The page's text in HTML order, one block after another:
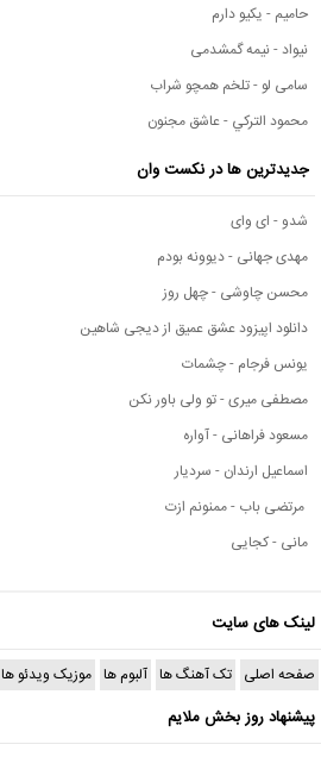
حامیم - یکیو دارم
نیواد - نیمه گمشدمی
سامی لو - تلخم همچو شراب
محمود التركي - عاشق مجنون
جدیدترین ها در نکست وان
شدو - ای وای
مهدی جهانی - دیوونه بودم
محسن چاوشی - چهل روز
دانلود اپیزود عشق عمیق از دیجی شاهین
یونس فرجام - چشمات
مصطفی میری - تو ولی باور نکن
مسعود فراهانی - آواره
اسماعیل ارندان - سردیار
مرتضی باب - ممنونم ازت
مانی - کجایی
لینک های سایت
صفحه اصلی تک آهنگ ها آلبوم ها موزیک ویدئو ها
پیشنهاد روز بخش ملایم